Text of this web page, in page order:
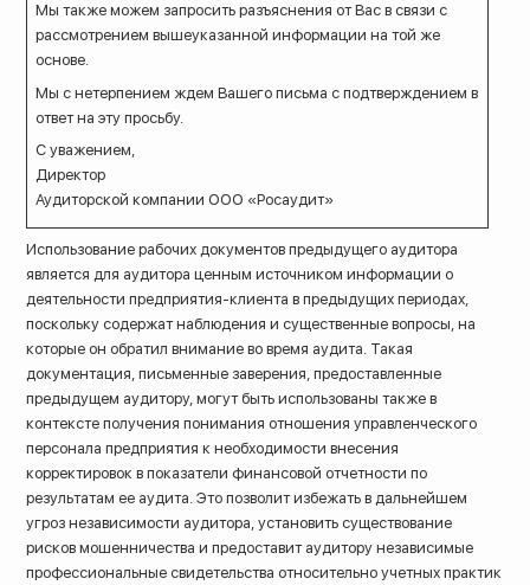
Мы также можем запросить разъяснения от Вас в связи с
рассмотрением вышеуказанной информации на той же
основе.
Мы с нетерпением ждем Вашего письма с подтверждением в
ответ на эту просьбу.
С уважением,
Директор
Аудиторской компании ООО «Росаудит»
Использование рабочих документов предыдущего аудитора
является для аудитора ценным источником информации о
деятельности предприятия-клиента в предыдущих периодах,
поскольку содержат наблюдения и существенные вопросы, на
которые он обратил внимание во время аудита. Такая
документация, письменные заверения, предоставленные
предыдущем аудитору, могут быть использованы также в
контексте получения понимания отношения управленческого
персонала предприятия к необходимости внесения
корректировок в показатели финансовой отчетности по
результатам ее аудита. Это позволит избежать в дальнейшем
угроз независимости аудитора, установить существование
рисков мошенничества и предоставит аудитору независимые
профессиональные свидетельства относительно учетных практик